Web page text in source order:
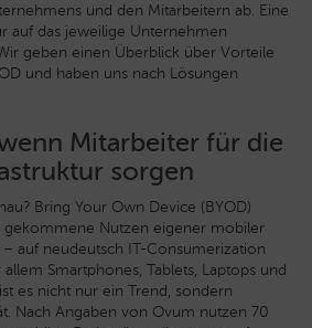
und den Mitarbeitern ab. Eine
auf das jeweilige Unternehmen
geben einen Überblick über Vorteile
und haben uns nach Lösungen
Mitarbeiter für die
sorgen
Bring Your Own Device (BYOD)
gekommene Nutzen eigener mobiler
auf neudeutsch IT-Consumerization
Smartphones, Tablets, Laptops und
es nicht nur ein Trend, sondern
Nach Angaben von Ovum nutzen 70